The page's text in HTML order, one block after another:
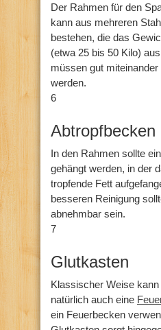
Der Rahmen für den
kann aus mehreren
bestehen, die das
(etwa 25 bis 50 Kilo)
müssen gut
werden.
6
Abtropfbecken
In den Rahmen sollte
gehängt werden, in der
tropfende Fett
besseren Reinigung
abnehmbar sein.
7
Glutkasten
Klassischer Weise
natürlich auch eine
ein Feuerbecken